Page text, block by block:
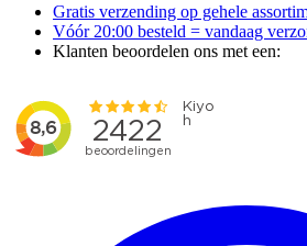
Gratis verzending op gehele
Vóór 20:00 besteld = vandaag
Klanten beoordelen ons met een: